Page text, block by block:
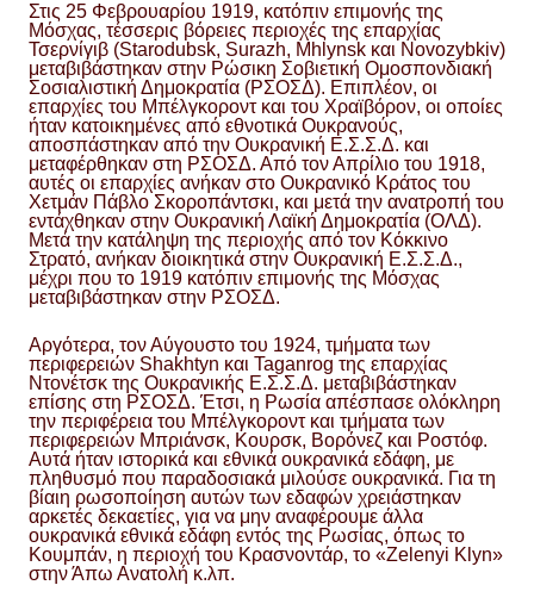
Στις 25 Φεβρουαρίου 1919, κατόπιν επιμονής της
Μόσχας, τέσσερις βόρειες περιοχές της επαρχίας
Τσερνίγιβ (Starodubsk, Surazh, Mhlynsk και Novozybkiv)
μεταβιβάστηκαν στην Ρώσικη Σοβιετική Ομοσπονδιακή
Σοσιαλιστική Δημοκρατία (ΡΣΟΣΔ). Επιπλέον, οι
επαρχίες του Μπέλγκοροντ και του Χραϊβόρον, οι οποίες
ήταν κατοικημένες από εθνοτικά Ουκρανούς,
αποσπάστηκαν από την Ουκρανική Ε.Σ.Σ.Δ. και
μεταφέρθηκαν στη ΡΣΟΣΔ. Από τον Απρίλιο του 1918,
αυτές οι επαρχίες ανήκαν στο Ουκρανικό Κράτος του
Χετμάν Πάβλο Σκοροπάντσκι, και μετά την ανατροπή του
εντάχθηκαν στην Ουκρανική Λαϊκή Δημοκρατία (ΟΛΔ).
Μετά την κατάληψη της περιοχής από τον Κόκκινο
Στρατό, ανήκαν διοικητικά στην Ουκρανική Ε.Σ.Σ.Δ.,
μέχρι που το 1919 κατόπιν επιμονής της Μόσχας
μεταβιβάστηκαν στην ΡΣΟΣΔ.
Αργότερα, τον Αύγουστο του 1924, τμήματα των
περιφερειών Shakhtyn και Taganrog της επαρχίας
Ντονέτσκ της Ουκρανικής Ε.Σ.Σ.Δ. μεταβιβάστηκαν
επίσης στη ΡΣΟΣΔ. Έτσι, η Ρωσία απέσπασε ολόκληρη
την περιφέρεια του Μπέλγκοροντ και τμήματα των
περιφερειών Μπριάνσκ, Κουρσκ, Βορόνεζ και Ροστόφ.
Αυτά ήταν ιστορικά και εθνικά ουκρανικά εδάφη, με
πληθυσμό που παραδοσιακά μιλούσε ουκρανικά. Για τη
βίαιη ρωσοποίηση αυτών των εδαφών χρειάστηκαν
αρκετές δεκαετίες, για να μην αναφέρουμε άλλα
ουκρανικά εθνικά εδάφη εντός της Ρωσίας, όπως το
Κουμπάν, η περιοχή του Κρασνοντάρ, το «Zelenyi Klyn»
στην Άπω Ανατολή κ.λπ.